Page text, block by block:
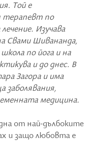
Той е
терапевт по
Изучава
Свами Шивананда,
по йога и на
и до днес. В
Загора и има
заболявания,
медицина.
от най-дълбоките
и защо любовта е